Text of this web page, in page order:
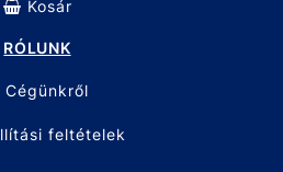
Kosár
RÓLUNK
Cégünkről
feltételek